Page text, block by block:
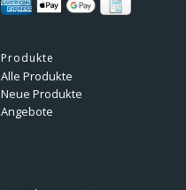
Produkte
Alle Produkte
Neue Produkte
Angebote